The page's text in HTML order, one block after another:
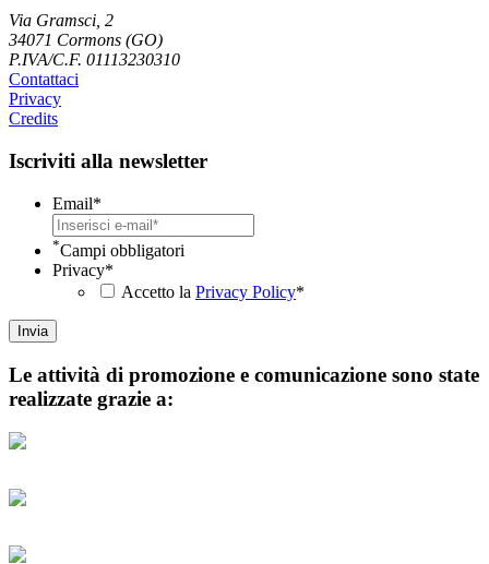
Via Gramsci, 2
34071 Cormons (GO)
P.IVA/C.F. 01113230310
Contattaci
Privacy
Credits
Iscriviti alla newsletter
Email*
*Campi obbligatori
Privacy*
Accetto la Privacy Policy*
Le attività di promozione e comunicazione sono state
realizzate grazie a: